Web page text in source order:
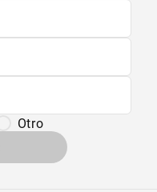
Otro